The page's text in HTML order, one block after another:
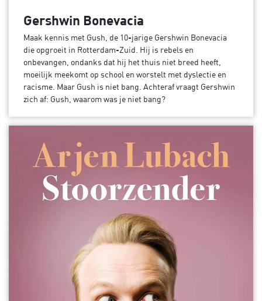
Gershwin Bonevacia
Maak kennis met Gush, de 10-jarige Gershwin Bonevacia
die opgroeit in Rotterdam-Zuid. Hij is rebels en
onbevangen, ondanks dat hij het thuis niet breed heeft,
moeilijk meekomt op school en worstelt met dyslectie en
racisme. Maar Gush is niet bang. Achteraf vraagt Gershwin
zich af: Gush, waarom was je niet bang?